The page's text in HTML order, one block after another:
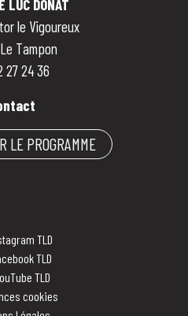
LUC DONAT
le Vigoureux
Tampon
27 24 36
LE PROGRAMME
TLD
TLD
TLD
cookies